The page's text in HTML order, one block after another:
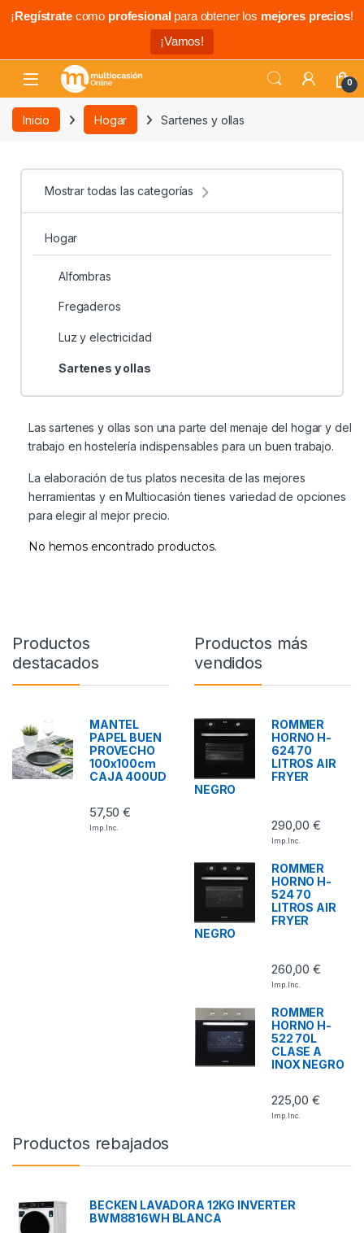
¡Regístratecomo profesionalpara obtener los mejores precios!
¡Vamos!
0
Inicio Hogar Sartenes y ollas
Mostrar todas las categorías
Hogar
Alfombras
Fregaderos
Luz y electricidad
Sartenes y ollas
Las sartenes y ollas son una parte del menaje del hogar y del
trabajo en hostelería indispensables para un buen trabajo.
La elaboración de tus platos necesita de las mejores
herramientas y en Multiocasión tienes variedad de opciones
para elegir al mejor precio.
No hemos encontrado productos.
Productos
destacados
MANTEL
PAPEL BUEN
PROVECHO
100x100cm
CAJA 400UD
57,50€
Imp. Inc.
Productos más
vendidos
ROMMER
HORNO H-
624 70
LITROS AIR
FRYER
NEGRO
290,00€
Imp. Inc.
ROMMER
HORNO H-
524 70
LITROS AIR
FRYER
NEGRO
260,00€
Imp. Inc.
ROMMER
HORNO H-
522 70L
CLASE A
INOX NEGRO
225,00€
Imp. Inc.
Productos rebajados
BECKEN LAVADORA 12KG INVERTER
BWM8816WH BLANCA